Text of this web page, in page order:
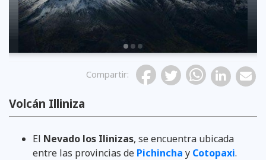
Compartir:
Volcán Illiniza
El Nevado los Ilinizas, se encuentra ubicada
entre las provincias de Pichincha y Cotopaxi.